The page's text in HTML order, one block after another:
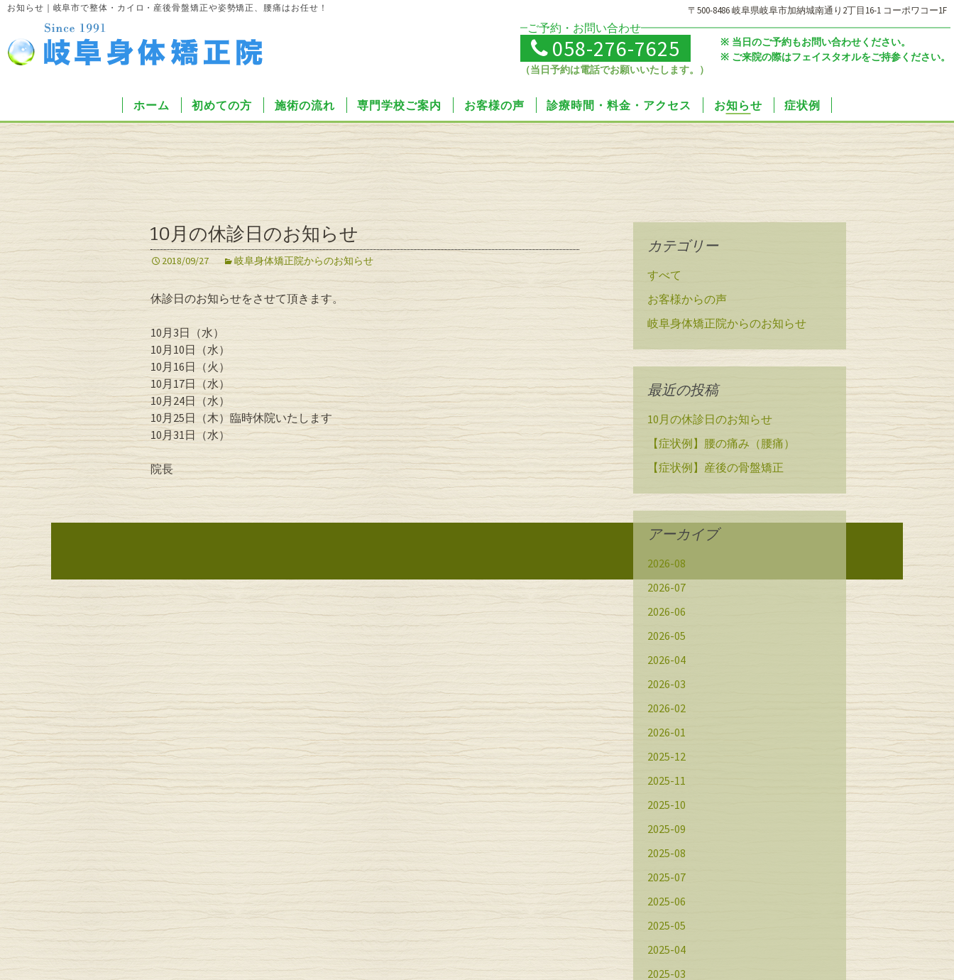
お知らせ｜岐阜市で整体・カイロ・産後骨盤矯正や姿勢矯正、腰痛はお任せ！ 〒500-8486 岐阜県岐阜市加納城南通り2丁目16-1 コーポワコー1F
ご予約・お問い合わせ
058-276-7625
（当日予約は電話でお願いいたします。）
当日のご予約もお問い合わせください。
ご来院の際はフェイスタオルをご持参ください。
ホーム 初めての方 施術の流れ 専門学校ご案内 お客様の声 診療時間・料金・アクセス お知らせ 症状例
10月の休診日のお知らせ
2018/09/27 岐阜身体矯正院からのお知らせ
休診日のお知らせをさせて頂きます。
10月3日（水）
10月10日（水）
10月16日（火）
10月17日（水）
10月24日（水）
10月25日（木）臨時休院いたします
10月31日（水）
院長
投稿ナビゲーション
カテゴリー
すべて
お客様からの声
岐阜身体矯正院からのお知らせ
最近の投稿
10月の休診日のお知らせ
【症状例】腰の痛み（腰痛）
【症状例】産後の骨盤矯正
アーカイブ
2026-08
2026-07
2026-06
2026-05
2026-04
2026-03
2026-02
2026-01
2025-12
2025-11
2025-10
2025-09
2025-08
2025-07
2025-06
2025-05
2025-04
2025-03